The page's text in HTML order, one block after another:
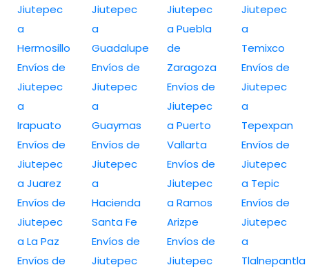
Jiutepec
a
Hermosillo
Envíos de
Jiutepec
a
Irapuato
Envíos de
Jiutepec
a Juarez
Envíos de
Jiutepec
a La Paz
Envíos de
Jiutepec
a
Guadalupe
Envíos de
Jiutepec
a
Guaymas
Envíos de
Jiutepec
a
Hacienda
Santa Fe
Envíos de
Jiutepec
Jiutepec
a Puebla
de
Zaragoza
Envíos de
Jiutepec
a Puerto
Vallarta
Envíos de
Jiutepec
a Ramos
Arizpe
Envíos de
Jiutepec
Jiutepec
a
Temixco
Envíos de
Jiutepec
a
Tepexpan
Envíos de
Jiutepec
a Tepic
Envíos de
Jiutepec
a
Tlalnepantla